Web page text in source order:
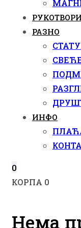
РАЗНО
ИНФО
0
КОРПА 0
Нема